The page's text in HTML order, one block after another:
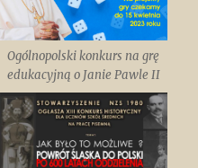
Ogólnopolski konkurs na grę
edukacyjną o Janie Pawle II